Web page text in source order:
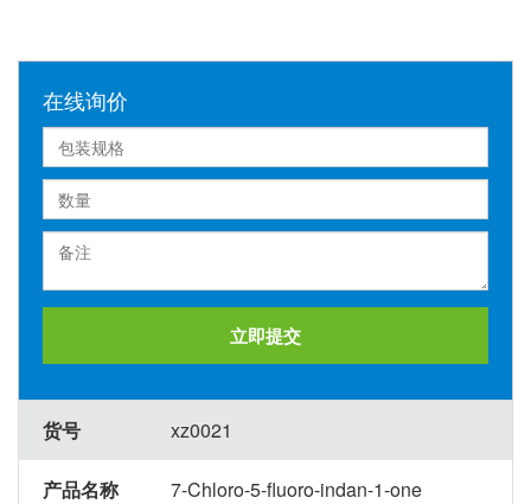
在线询价
立即提交
货号 xz0021
产品名称 7-Chloro-5-fluoro-indan-1-one